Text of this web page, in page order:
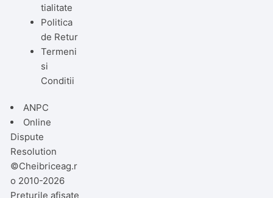
tialitate
Politica
de Retur
Termeni
si
Conditii
ANPC
Online
Dispute
Resolution
©Cheibriceag.r
o 2010-2026
Preturile afisate